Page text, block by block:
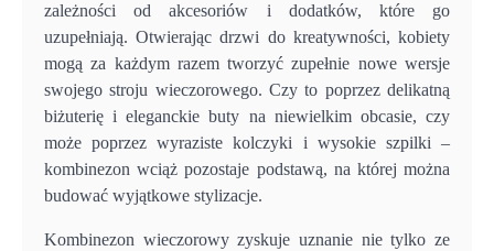
zależności od akcesoriów i dodatków, które go
uzupełniają. Otwierając drzwi do kreatywności, kobiety
mogą za każdym razem tworzyć zupełnie nowe wersje
swojego stroju wieczorowego. Czy to poprzez delikatną
biżuterię i eleganckie buty na niewielkim obcasie, czy
może poprzez wyraziste kolczyki i wysokie szpilki –
kombinezon wciąż pozostaje podstawą, na której można
budować wyjątkowe stylizacje.
Kombinezon wieczorowy zyskuje uznanie nie tylko ze